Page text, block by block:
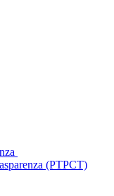
(PTPCT)